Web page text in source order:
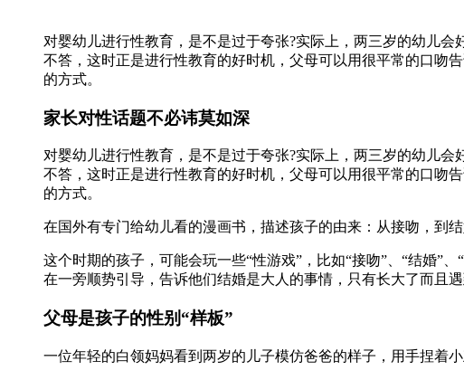
对婴幼儿进行性教育，是不是过于夸张?实际上，两三岁的幼儿
不答，这时正是进行性教育的好时机，父母可以用很平常的口吻
的方式。
家长对性话题不必讳莫如深
对婴幼儿进行性教育，是不是过于夸张?实际上，两三岁的幼儿
不答，这时正是进行性教育的好时机，父母可以用很平常的口吻
的方式。
在国外有专门给幼儿看的漫画书，描述孩子的由来：从接吻，到
这个时期的孩子，可能会玩一些“性游戏”，比如“接吻”、“结婚”
在一旁顺势引导，告诉他们结婚是大人的事情，只有长大了而且
父母是孩子的性别“样板”
一位年轻的白领妈妈看到两岁的儿子模仿爸爸的样子，用手捏着